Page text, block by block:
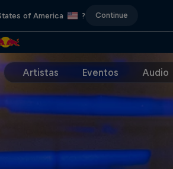
of America ? Continue
Artistas Eventos Audio